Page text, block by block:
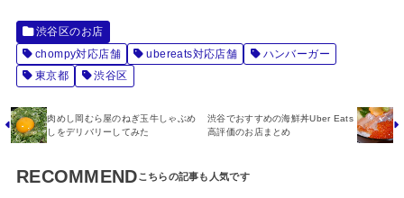
渋谷区のお店
chompy対応店舗
ubereats対応店舗
ハンバーガー
東京都
渋谷区
肉めし岡むら屋のねぎ玉牛しゃぶめ
しをデリバリーしてみた
渋谷でおすすめの海鮮丼Uber Eats
高評価のお店まとめ
RECOMMEND